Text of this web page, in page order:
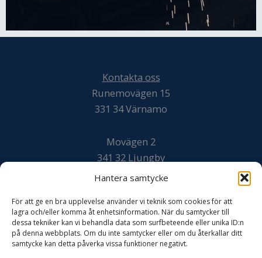
Hantera samtycke
För att ge en bra upplevelse använder vi teknik som cookies för att
lagra och/eller komma åt enhetsinformation. När du samtycker till
dessa tekniker kan vi behandla data som surfbeteende eller unika ID:n
på denna webbplats. Om du inte samtycker eller om du återkallar ditt
samtycke kan detta påverka vissa funktioner negativt.
Kontakta oss
Runemovägen 15
331 34 Värnamo
Movägen 2
341 32 Ljungby
302 50 Halmstad
Växel: 0370 – 130 59